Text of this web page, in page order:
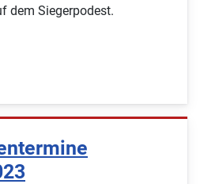
dem Siegerpodest.